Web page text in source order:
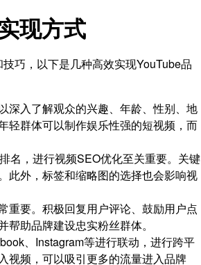
现方式
巧，以下是几种高效实现YouTube品
深入了解观众的兴趣、年龄、性别、地
轻群体可以制作娱乐性强的短视频，而
名，进行视频SEO优化至关重要。关键
此外，标签和缩略图的选择也会影响视
重要。积极回复用户评论、鼓励用户点
助品牌建设忠实粉丝群体。
、Instagram等进行联动，进行跨平
视频，可以吸引更多的流量进入品牌